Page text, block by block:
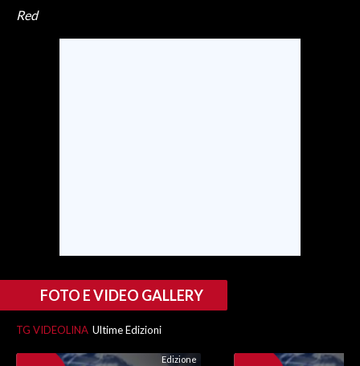
Red
FOTO E VIDEO GALLERY
TG VIDEOLINA Ultime Edizioni
Edizione